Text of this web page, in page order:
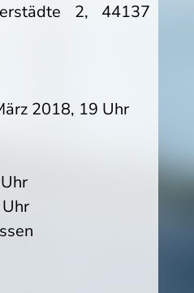
2, 44137
2018, 19 Uhr